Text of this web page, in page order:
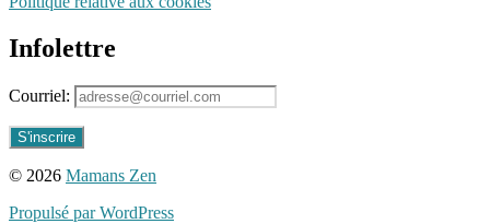
Infolettre
Courriel:
© 2026 Mamans Zen
Propulsé par WordPress